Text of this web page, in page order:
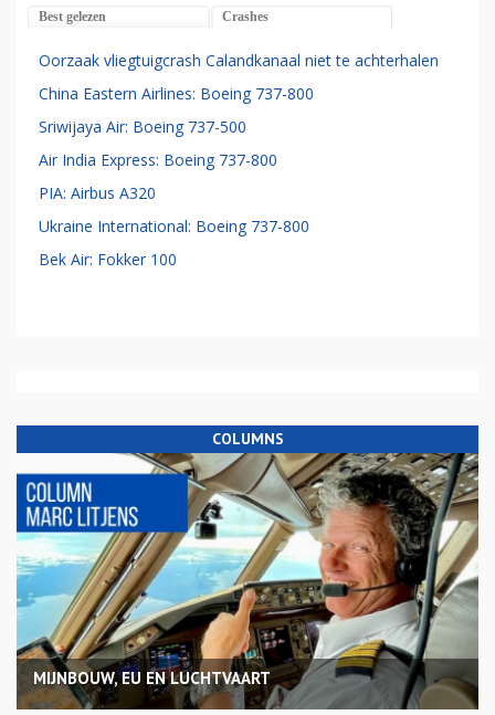
Best gelezen Crashes
Oorzaak vliegtuigcrash Calandkanaal niet te achterhalen
China Eastern Airlines: Boeing 737-800
Sriwijaya Air: Boeing 737-500
Air India Express: Boeing 737-800
PIA: Airbus A320
Ukraine International: Boeing 737-800
Bek Air: Fokker 100
COLUMNS
MIJNBOUW, EU EN LUCHTVAART